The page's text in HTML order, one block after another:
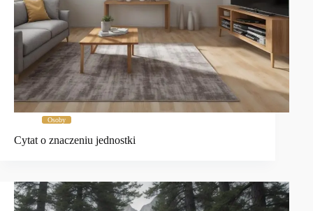
Osoby
Cytat o znaczeniu jednostki